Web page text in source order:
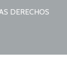
DERECHOS